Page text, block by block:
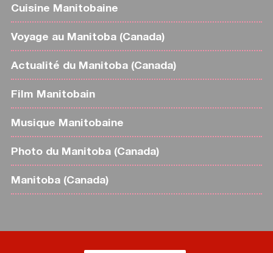
Cuisine Manitobaine
Voyage au Manitoba (Canada)
Actualité du Manitoba (Canada)
Film Manitobain
Musique Manitobaine
Photo du Manitoba (Canada)
Manitoba (Canada)